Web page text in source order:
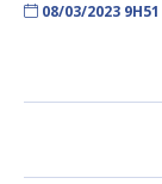
08/03/2023 9H51